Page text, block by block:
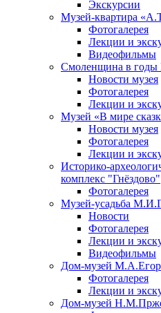
Экскурсии
Музей-квартира
Фотогалерея
Лекции и
Видеофильмы
Смоленщина в годы
Новости музея
Фотогалерея
Лекции и
Музей «В мире
Новости музея
Фотогалерея
Лекции и
Историко-
комплекс "Гнёздово"
Фотогалерея
Музей-усадьба
Новости
Фотогалерея
Лекции и
Видеофильмы
Дом-музей
Фотогалерея
Лекции и
Дом-музей